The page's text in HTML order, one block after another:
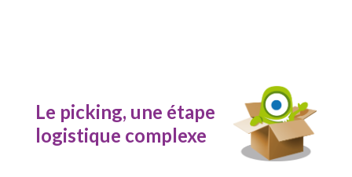
Le picking, une étape
logistique complexe